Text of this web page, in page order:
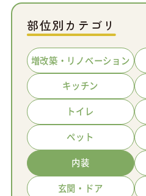
部位別カテゴリ
増改築・リノベーション
キッチン
トイレ
ペット
内装
玄関・ドア